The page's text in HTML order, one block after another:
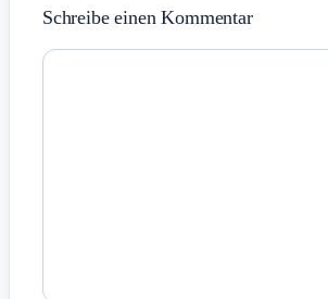
Schreibe einen Kommentar
Kommentar